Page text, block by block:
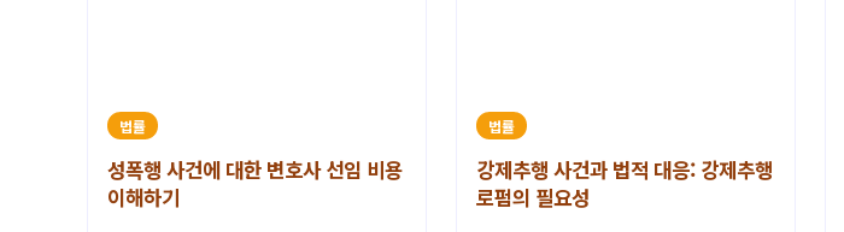
법률
성폭행 사건에 대한 변호사 선임 비용
이해하기
법률
강제추행 사건과 법적 대응: 강제추행
로펌의 필요성